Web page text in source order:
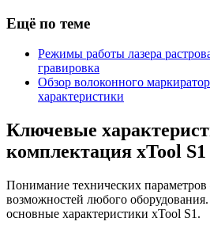
Ещё по теме
Режимы работы лазера
гравировка
Обзор волоконного
характеристики
Ключевые
комплектация xTool S1
Понимание технических
возможностей любого
основные характеристики xTool S1.